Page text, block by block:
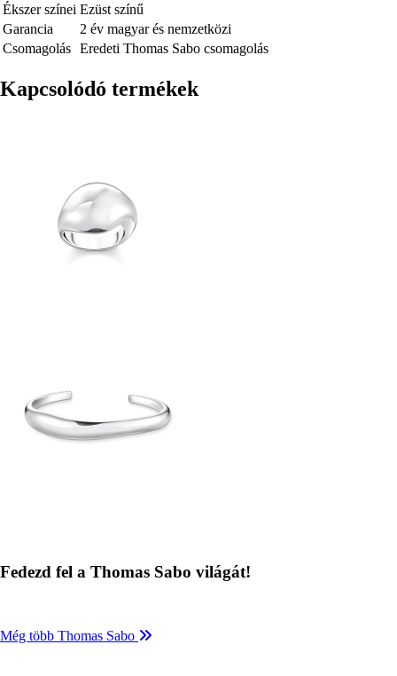
Ékszer színei Ezüst színű
Garancia
2 év magyar és nemzetközi
Csomagolás Eredeti Thomas Sabo csomagolás
Kapcsolódó termékek
Fedezd fel a Thomas Sabo világát!
Még több Thomas Sabo